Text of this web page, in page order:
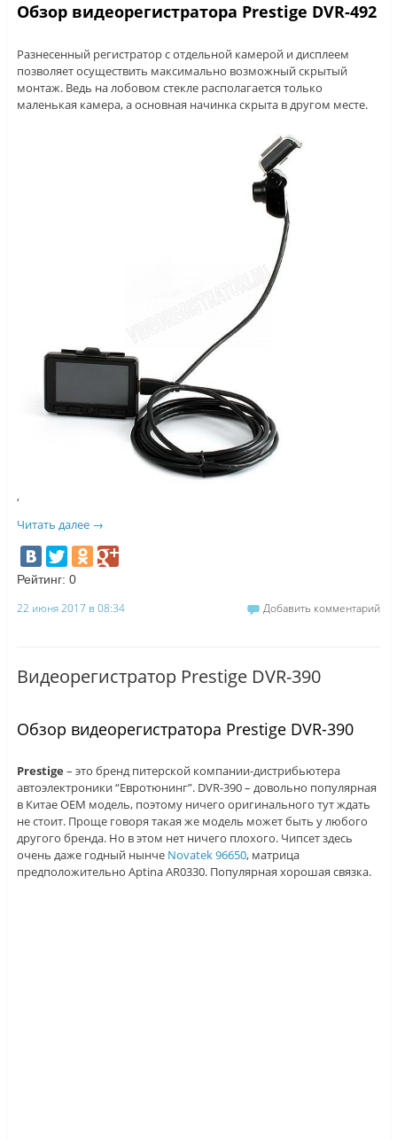
Обзор видеорегистратора Prestige DVR-492
Разнесенный регистратор с отдельной камерой и дисплеем
позволяет осуществить максимально возможный скрытый
монтаж. Ведь на лобовом стекле располагается только
маленькая камера, а основная начинка скрыта в другом месте.
,
Читать далее →
Рейтинг: 0
22 июня 2017 в 08:34 Добавить комментарий
Видеорегистратор Prestige DVR-390
Обзор видеорегистратора Prestige DVR-390
Prestige – это бренд питерской компании-дистрибьютера
автоэлектроники “Евротюнинг”. DVR-390 – довольно популярная
в Китае ОЕМ модель, поэтому ничего оригинального тут ждать
не стоит. Проще говоря такая же модель может быть у любого
другого бренда. Но в этом нет ничего плохого. Чипсет здесь
очень даже годный нынче Novatek 96650, матрица
предположительно Aptina AR0330. Популярная хорошая связка.